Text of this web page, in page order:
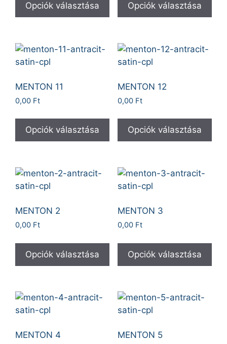
Opciók választása Opciók választása
MENTON 11
0,00 Ft
Opciók választása
MENTON 12
0,00 Ft
Opciók választása
MENTON 2
0,00 Ft
Opciók választása
MENTON 3
0,00 Ft
Opciók választása
MENTON 4 MENTON 5